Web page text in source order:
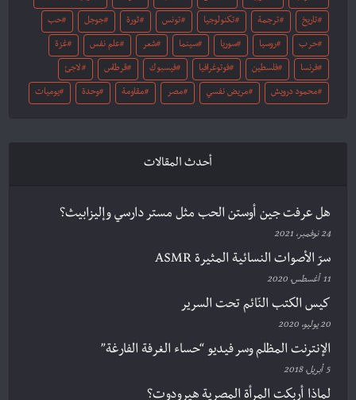
تاريخ ترجمة تكنولوجيا تونس ثورة جوجل حب
حرب روسيا سوريا سينما شعر علم نفس غزة
فرنسا فلسطين فوتوغرافيا فيسبوك قرطاس لاجئ
محمود درويش مريض نفسي مصر مقاومة وحدة يوميات
أحدث المقالات
هل عرفت جين أوستن الحب مثل مستر دارسي وإليزابيث؟
24 نوفمبر، 2021
سرّ الأصوات النسائية المثيرة ASMR
11 أغسطس، 2020
كيس الكتب النّائم تحت السرير
20 يوليو، 2020
الإنترنت المظلم وسر فيديو “حساء الغرفة الفارغة”
5 أبريل، 2018
لماذا أربكت المرأة المصرية هيرودوت؟